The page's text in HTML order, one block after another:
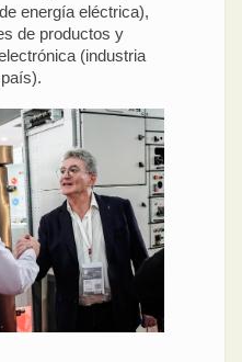
energía eléctrica),
de productos y
(industria